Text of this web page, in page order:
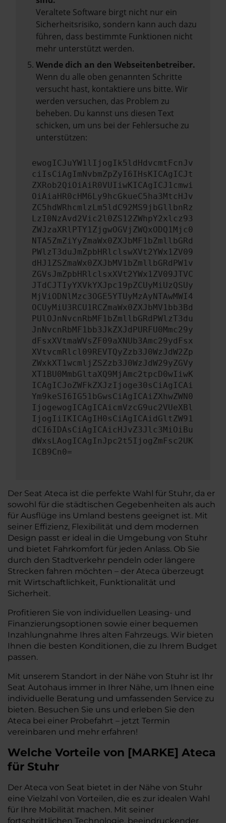
Veraltete Software birgt nicht nur ein
Sicherheitsrisiko, sondern kann auch dazu
führen, dass bestimmte Funktionen nicht
mehr unterstützt werden.
Wende dich an den Webseitenbetreiber.
Wenn du alle oben genannten Schritte
versucht hast, kontaktiere uns bitte. Wir
werden versuchen, das Problem zu
beheben. Du kannst uns diesen Text
schicken, um uns bei der Fehlersuche zu
unterstützen:
ewogICJuYW1lIjogIk5ldHdvcmtFcnJv
ciIsCiAgImNvbmZpZyI6IHsKICAgICJt
ZXRob2QiOiAiR0VUIiwKICAgICJ1cmwi
OiAiaHR0cHM6Ly9hcGkueC5ha3MtcHJv
ZC5hdWRhcmlzLm5ldC92MS9jbGllbnRz
LzI0NzAvd2Vic2l0ZS12ZWhpY2xlcz93
ZWJzaXRlPTY1ZjgwOGVjZWQxODQ1Mjc0
NTA5ZmZiYyZmaWx0ZXJbMF1bZmllbGRd
PWlzT3duJmZpbHRlclswXVt2YWx1ZV09
dHJ1ZSZmaWx0ZXJbMV1bZmllbGRdPW1v
ZGVsJmZpbHRlclsxXVt2YWx1ZV09JTVC
JTdCJTIyYXVkYXJpc19pZCUyMiUzQSUy
MjViODNlMzc3OGE5YTUyMzAyNTAwMWI4
OCUyMiU3RCU1RCZmaWx0ZXJbMV1bb3Bd
PUlOJnNvcnRbMF1bZmllbGRdPWlzT3du
JnNvcnRbMF1bb3JkZXJdPURFU0Mmc29y
dFsxXVtmaWVsZF09aXNUb3Amc29ydFsx
XVtvcmRlcl09REVTQyZzb3J0WzJdW2Zp
ZWxkXT1wcmljZSZzb3J0WzJdW29yZGVy
XT1BU0MmbGltaXQ9MjAmc2tpcD0wIiwK
ICAgICJoZWFkZXJzIjoge30sCiAgICAi
Ym9keSI6IG51bGwsCiAgICAiZXhwZWN0
IjogewogICAgICAicmVzcG9uc2VUeXBl
IjogIiIKICAgIH0sCiAgICAidGltZW91
dCI6IDAsCiAgICAicHJvZ3Jlc3MiOiBu
dWxsLAogICAgInJpc2t5IjogZmFsc2UK
ICB9Cn0=
Der Seat Ateca ist die perfekte Wahl für Stuhr, da er
sowohl für die städtischen Gegebenheiten als auch
für Ausflüge ins Umland bestens geeignet ist. Mit
seiner Effizienz, Flexibilität und dem modernen
Design passt er ideal in die Umgebung von Stuhr
und bietet Fahrkomfort für jeden Anlass. Ob Sie
durch den Stadtverkehr pendeln oder längere
Strecken fahren möchten – der Ateca überzeugt
mit Wirtschaftlichkeit, Funktionalität und
Sicherheit.
Profitieren Sie von individuellen Leasing- und
Finanzierungsoptionen sowie einer bequemen
Inzahlungnahme Ihres alten Fahrzeugs. Wir bieten
Ihnen die besten Konditionen, die zu Ihrem Budget
passen.
Mit unserem Standort in der Nähe von Stuhr ist Ihr
Seat Autohaus immer in Ihrer Nähe, um Ihnen eine
individuelle Beratung und umfassenden Service zu
bieten. Besuchen Sie uns und erleben Sie den
Ateca bei einer Probefahrt – jetzt Termin
vereinbaren und mehr erfahren!
Welche Vorteile von [MARKE] Ateca
für Stuhr
Der Ateca von Seat bietet in der Nähe von Stuhr
eine Vielzahl von Vorteilen, die es zur idealen Wahl
für Ihre Mobilität machen. Mit seiner
fortschrittlichen Technologie, beeindruckender